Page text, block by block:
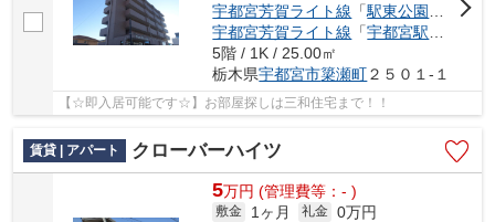
宇都宮芳賀ライト線 「駅東公園前
」駅
宇都宮芳賀ライト線 「宇都宮駅東口
5階 / 1K / 25.00㎡
栃木県宇都宮市簗瀬町２５０１-１
【☆即入居可能です☆】お部屋探しは三和住宅まで！！
賃貸 | アパート クローバーハイツ
5万円 (管理費等：- )
敷金 1ヶ月 礼金 0万円